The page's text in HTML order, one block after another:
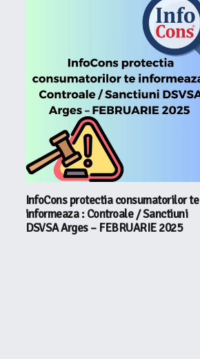
InfoCons protectia consumatorilor te
informeaza : Controale / Sanctiuni
DSVSA Arges – FEBRUARIE 2025